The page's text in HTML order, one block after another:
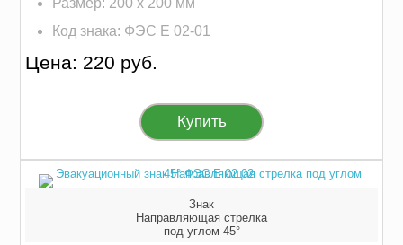
Размер: 200 х 200 мм
Код знака: ФЭС E 02-01
Цена: 220 руб.
Купить
Знак
Направляющая стрелка
под углом 45°